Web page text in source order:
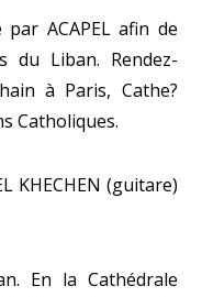
ACAPEL afin de
du Liban. Rendez-
à Paris, Cathe?
Catholiques.
KHECHEN (guitare)
En la Cathédrale